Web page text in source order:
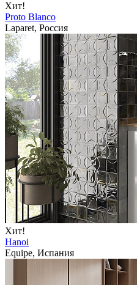
Хит!
Proto Blanco
Laparet, Россия
Хит!
Hanoi
Equipe, Испания